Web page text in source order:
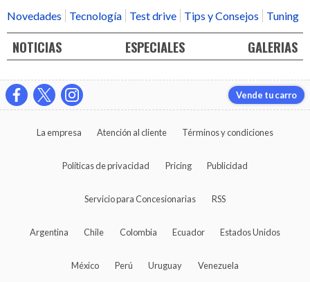
Novedades
Tecnología Test drive Tips y Consejos Tuning
NOTICIAS ESPECIALES GALERIAS
Vende tu carro
La empresa Atención al cliente Términos y condiciones
Políticas de privacidad Pricing Publicidad
Servicio para Concesionarias RSS
Argentina Chile Colombia Ecuador Estados Unidos
México Perú Uruguay Venezuela